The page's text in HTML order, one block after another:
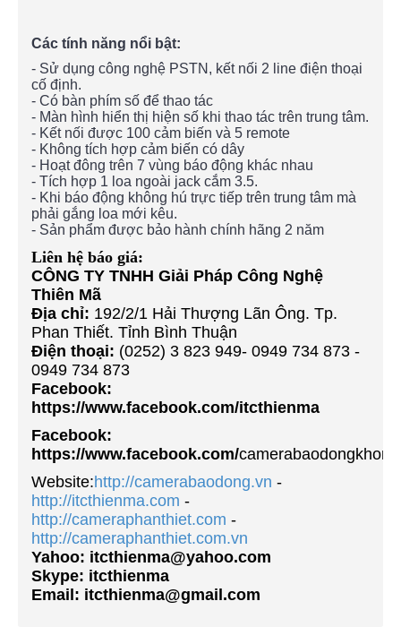
Các tính năng nổi bật:
- Sử dụng công nghệ PSTN, kết nối 2 line điện thoại
cố định.
- Có bàn phím số để thao tác
- Màn hình hiển thị hiện số khi thao tác trên trung tâm.
- Kết nối được 100 cảm biến và 5 remote
- Không tích hợp cảm biến có dây
- Hoạt đông trên 7 vùng báo động khác nhau
- Tích hợp 1 loa ngoài jack cắm 3.5.
- Khi báo động không hú trực tiếp trên trung tâm mà
phải gắng loa mới kêu.
- Sản phẩm được bảo hành chính hãng 2 năm
Liên hệ báo giá:
CÔNG TY TNHH Giải Pháp Công Nghệ
Thiên Mã
Địa chỉ: 192/2/1 Hải Thượng Lãn Ông. Tp.
Phan Thiết. Tỉnh Bình Thuận
Điện thoại: (0252) 3 823 949- 0949 734 873 -
0949 734 873
Facebook:
https://www.facebook.com/itcthienma
Facebook:
https://www.facebook.com/
Website:http://camerabaodong.vn -
http://itcthienma.com -
http://cameraphanthiet.com -
http://cameraphanthiet.com.vn
Yahoo: itcthienma@yahoo.com
Skype: itcthienma
Email: itcthienma@gmail.com